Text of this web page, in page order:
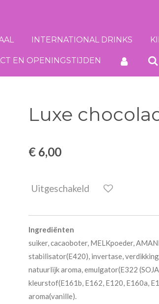
INTERNATIONAL DRINKS
EN OPENINGSTIJDEN
Luxe
€ 6,00
Uitgeschakeld
Ingrediënten
suiker, cacaoboter, MELKpoeder,
stabilisator(E420), invertase,
natuurlijk aroma, emulgator(E322
kleurstof(E161b, E162, E120, E160a,
aroma(vanille).